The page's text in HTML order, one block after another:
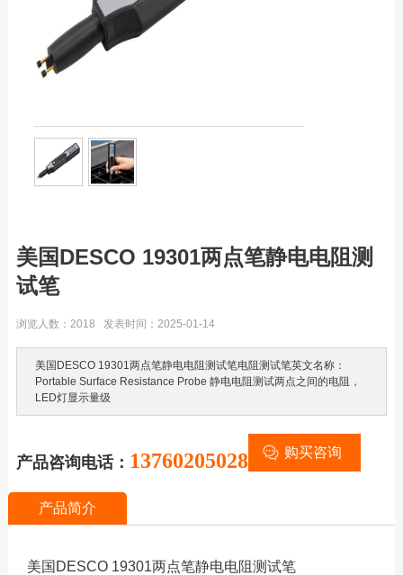
美国DESCO 19301两点笔静电电阻测
试笔
浏览人数：2018 发表时间：2025-01-14
美国DESCO 19301两点笔静电电阻测试笔电阻测试笔英文名称：
Portable Surface Resistance Probe 静电电阻测试两点之间的电阻，
LED灯显示量级
产品咨询电话： 13760205028 购买咨询
产品简介
美国DESCO 19301两点笔静电电阻测试笔